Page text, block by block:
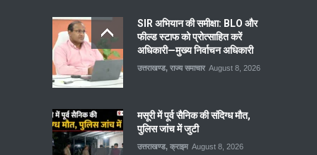
SIR अभियान की समीक्षा: BLO और
फील्ड स्टाफ को प्रोत्साहित करें
अधिकारी—मुख्य निर्वाचन अधिकारी
उत्तराखण्ड, राज्य समाचार August 8, 2026
मसूरी में पूर्व सैनिक की संदिग्ध मौत,
पुलिस जांच में जुटी
उत्तराखण्ड, क्राइम August 8, 2026